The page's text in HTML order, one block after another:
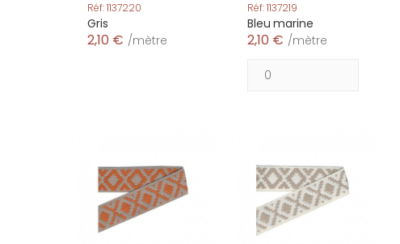
Réf: 1137220
Gris
2,10 € /mètre
Réf: 1137219
Bleu marine
2,10 € /mètre